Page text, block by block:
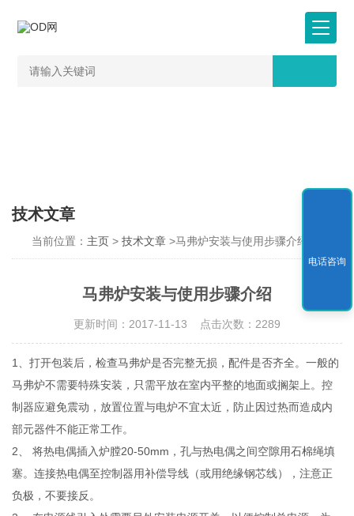
技术文章
当前位置： 主页 >技术文章 >马弗炉安装与使用步骤介绍
马弗炉安装与使用步骤介绍
更新时间：2017-11-13 点击次数：2289
1、打开包装后，检查马弗炉是否完整无损，配件是否齐全。一般的
马弗炉不需要特殊安装，只需平放在室内平整的地面或搁架上。控
制器应避免震动，放置位置与电炉不宜太近，防止因过热而造成内
部元器件不能正常工作。
2、 将热电偶插入炉膛20-50mm，孔与热电偶之间空隙用石棉绳填
塞。连接热电偶至控制器用补偿导线（或用绝缘钢芯线），注意正
负极，不要接反。
电话咨询